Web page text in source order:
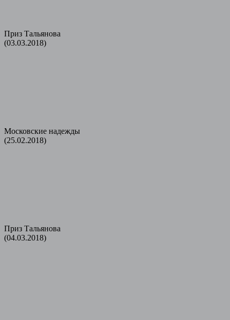
Приз Тальянова
(03.03.2018)
Московские надежды
(25.02.2018)
Приз Тальянова
(04.03.2018)